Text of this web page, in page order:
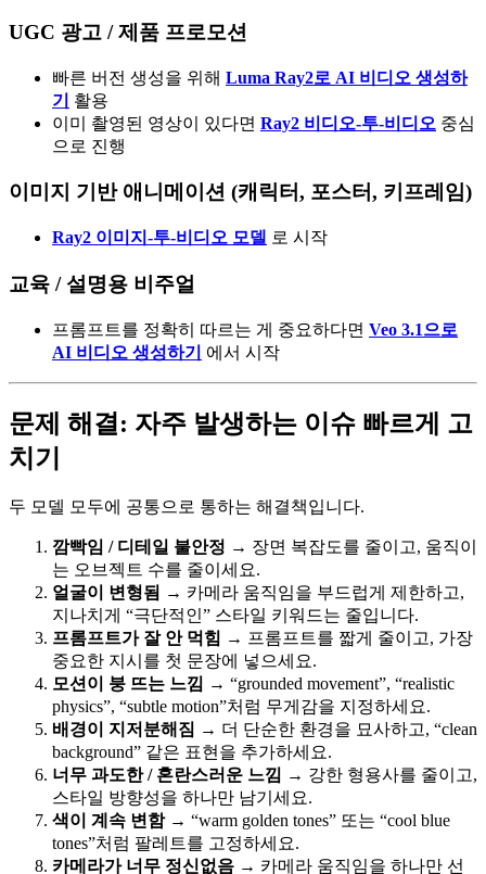
UGC 광고 / 제품 프로모션
빠른 버전 생성을 위해 Luma Ray2로 AI 비디오 생성하
기
활용
이미 촬영된 영상이 있다면 Ray2 비디오-투-비디오 중심
으로 진행
이미지 기반 애니메이션 (캐릭터, 포스터, 키프레임)
Ray2 이미지-투-비디오 모델 로 시작
교육 / 설명용 비주얼
프롬프트를 정확히 따르는 게 중요하다면 Veo 3.1으로
AI 비디오 생성하기
에서 시작
문제 해결: 자주 발생하는 이슈 빠르게 고
치기
두 모델 모두에 공통으로 통하는 해결책입니다.
깜빡임 / 디테일 불안정 → 장면 복잡도를 줄이고, 움직이
는 오브젝트 수를 줄이세요.
얼굴이 변형됨 → 카메라 움직임을 부드럽게 제한하고,
지나치게 “극단적인” 스타일 키워드는 줄입니다.
프롬프트가 잘 안 먹힘 → 프롬프트를 짧게 줄이고, 가장
중요한 지시를 첫 문장에 넣으세요.
모션이 붕 뜨는 느낌 → “grounded movement”, “realistic
physics”, “subtle motion”처럼 무게감을 지정하세요.
배경이 지저분해짐 → 더 단순한 환경을 묘사하고, “clean
background” 같은 표현을 추가하세요.
너무 과도한 / 혼란스러운 느낌 → 강한 형용사를 줄이고,
스타일 방향성을 하나만 남기세요.
색이 계속 변함→ “warm golden tones” 또는 “cool blue
tones”처럼 팔레트를 고정하세요.
카메라가 너무 정신없음 → 카메라 움직임을 하나만 선